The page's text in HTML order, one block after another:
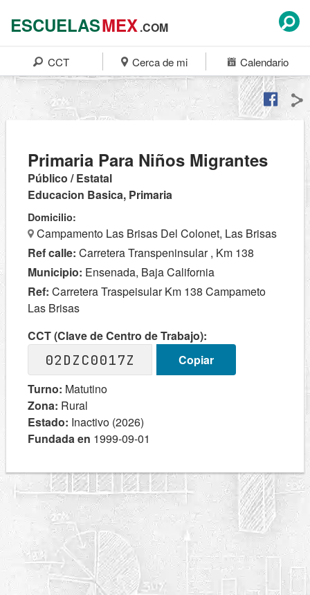
ESCUELASMEX.COM
CCT Cerca de mi Calendario
Primaria Para Niños Migrantes
Público / Estatal
Educacion Basica, Primaria
Domicilio:
Campamento Las Brisas Del Colonet, Las Brisas
Ref calle: Carretera Transpeninsular , Km 138
Municipio: Ensenada, Baja California
Ref: Carretera Traspeisular Km 138 Campameto
Las Brisas
CCT (Clave de Centro de Trabajo):
02DZC0017Z
Copiar
Turno: Matutino
Zona: Rural
Estado: Inactivo (2026)
Fundada en 1999-09-01